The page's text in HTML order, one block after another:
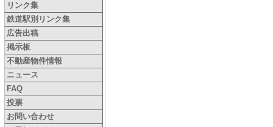
リンク集
鉄道駅別リンク集
広告出稿
掲示板
不動産物件情報
ニュース
FAQ
投票
お問い合わせ